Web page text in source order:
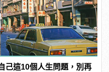
己這10個人生問題，別再